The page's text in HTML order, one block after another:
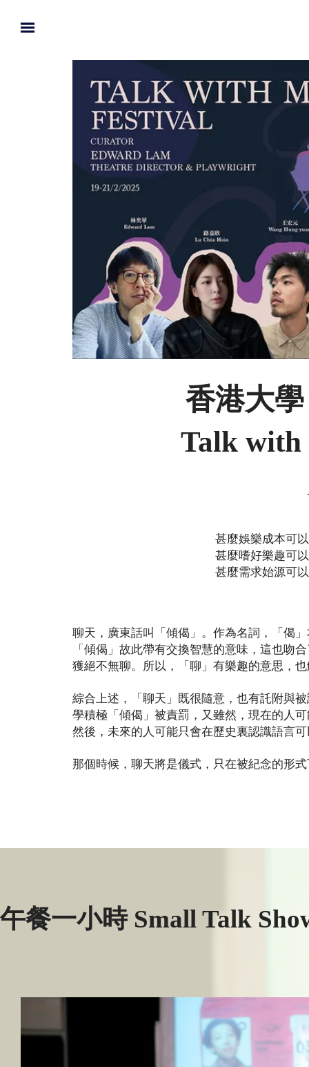
香港大
Talk with
甚麼娛樂成本可
甚麼嗜好樂趣可
甚麼需求始源可
聊天，廣東話叫「傾偈」。作為名詞，「偈
「傾偈」故此帶有交換智慧的意味，這也吻
獲絕不無聊。所以，「聊」有樂趣的意思，
綜合上述，「聊天」既很隨意，也有託附與
學積極「傾偈」被責罰，又雖然，現在的人
然後，未來的人可能只會在歷史裏認識語言
那個時候，聊天將是儀式，只在被紀念的形
午餐一小時 Small Talk